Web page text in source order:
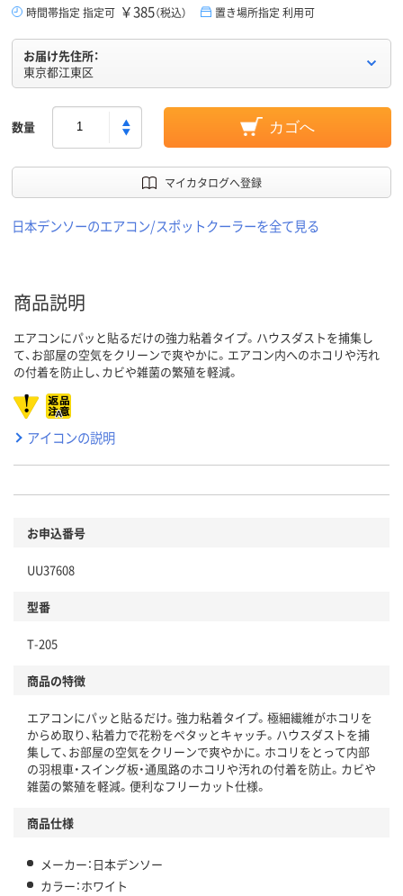
時間帯指定 指定可 ￥385（税込） 置き場所指定 利用可
お届け先住所：
東京都江東区
数量 カゴへ
マイカタログへ登録
日本デンソーのエアコン/スポットクーラーを全て見る
商品説明
エアコンにパッと貼るだけの強力粘着タイプ。ハウスダストを捕集し
て、お部屋の空気をクリーンで爽やかに。エアコン内へのホコリや汚れ
の付着を防止し、カビや雑菌の繁殖を軽減。
アイコンの説明
お申込番号
UU37608
型番
T-205
商品の特徴
エアコンにパッと貼るだけ。強力粘着タイプ。極細繊維がホコリを
からめ取り、粘着力で花粉をペタッとキャッチ。ハウスダストを捕
集して、お部屋の空気をクリーンで爽やかに。ホコリをとって内部
の羽根車・スイング板・通風路のホコリや汚れの付着を防止。カビや
雑菌の繁殖を軽減。便利なフリーカット仕様。
商品仕様
メーカー：日本デンソー
カラー：ホワイト